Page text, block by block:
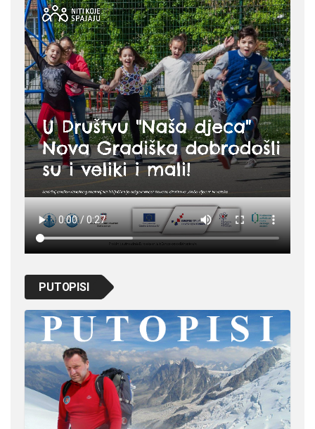
PUTOPISI